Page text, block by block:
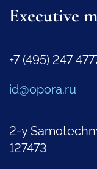
Executive
+7 (495) 247
id@opora.ru
2-y
127473